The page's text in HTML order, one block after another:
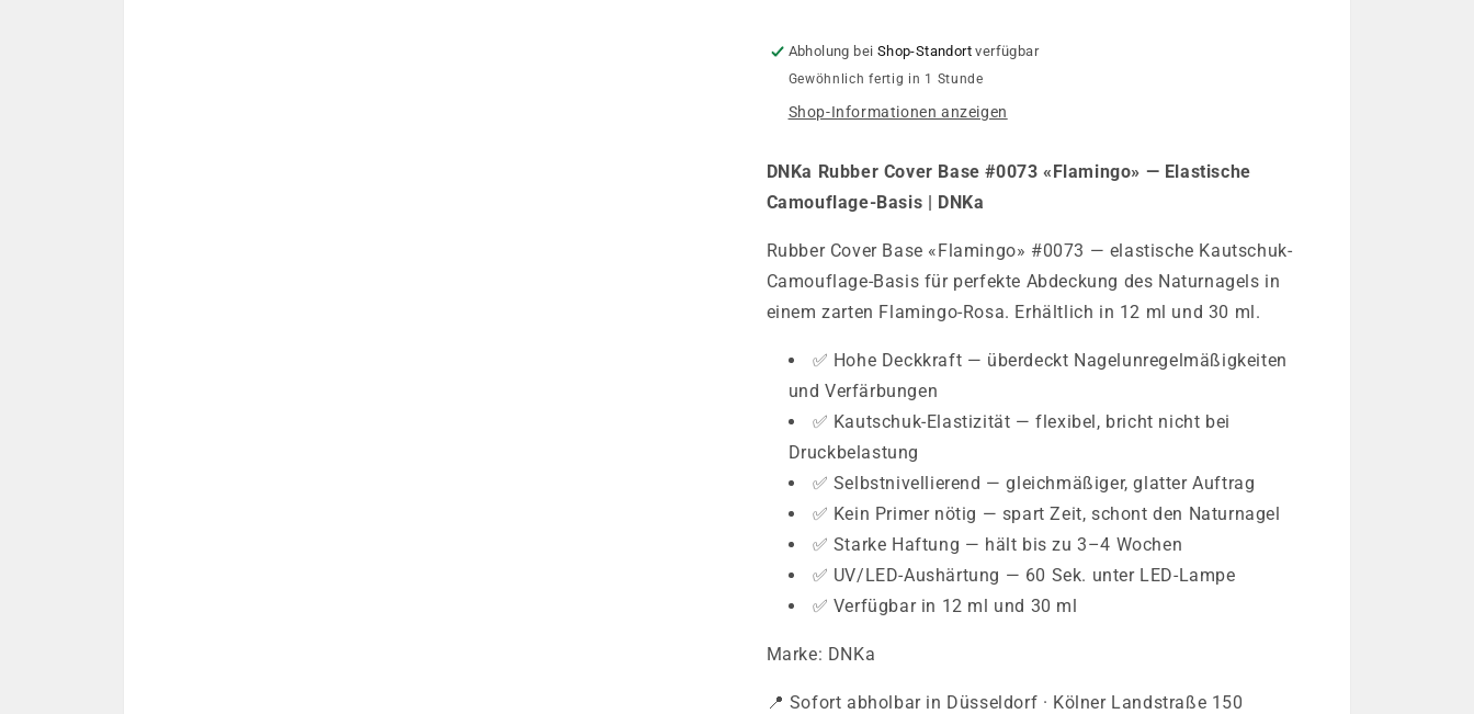
Abholung bei Shop-Standortverfügbar
Gewöhnlich fertig in 1 Stunde
Shop-Informationen anzeigen
DNKa Rubber Cover Base #0073 «Flamingo» — Elastische
Camouflage-Basis | DNKa
Rubber Cover Base «Flamingo» #0073 — elastische Kautschuk-
Camouflage-Basis für perfekte Abdeckung des Naturnagels in
einem zarten Flamingo-Rosa. Erhältlich in 12 ml und 30 ml.
✅ Hohe Deckkraft — überdeckt Nagelunregelmäßigkeiten
und Verfärbungen
✅ Kautschuk-Elastizität — flexibel, bricht nicht bei
Druckbelastung
✅ Selbstnivellierend — gleichmäßiger, glatter Auftrag
✅ Kein Primer nötig — spart Zeit, schont den Naturnagel
✅ Starke Haftung — hält bis zu 3–4 Wochen
✅ UV/LED-Aushärtung — 60 Sek. unter LED-Lampe
✅ Verfügbar in 12 ml und 30 ml
Marke: DNKa
📍 Sofort abholbar in Düsseldorf · Kölner Landstraße 150